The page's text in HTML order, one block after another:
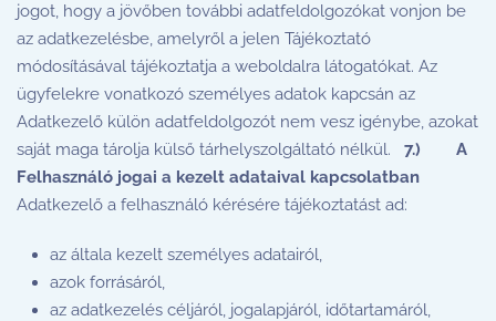
jogot, hogy a jövőben további adatfeldolgozókat vonjon be
az adatkezelésbe, amelyről a jelen Tájékoztató
módosításával tájékoztatja a weboldalra látogatókat. Az
ügyfelekre vonatkozó személyes adatok kapcsán az
Adatkezelő külön adatfeldolgozót nem vesz igénybe, azokat
saját maga tárolja külső tárhelyszolgáltató nélkül. 7.)
A
Felhasználó jogai a kezelt adataival kapcsolatban
Adatkezelő a felhasználó kérésére tájékoztatást ad:
az általa kezelt személyes adatairól,
azok forrásáról,
az adatkezelés céljáról, jogalapjáról, időtartamáról,